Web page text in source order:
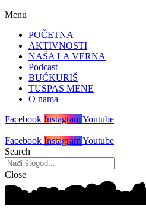
Menu
POČETNA
AKTIVNOSTI
NAŠA LA VERNA
Podcast
BUĆKURIŠ
TUSPAS MENE
O nama
Facebook InstagramYoutube
Facebook InstagramYoutube
Search
Close